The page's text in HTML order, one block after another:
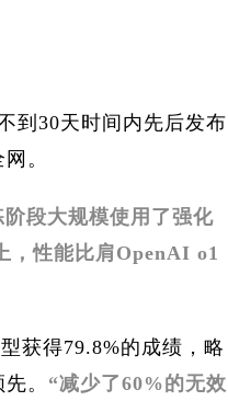
到30天时间内先后发布
。
阶段大规模使用了强化
，性能比肩OpenAI o1
获得79.8%的成绩，略
。 “减少了60%的无效